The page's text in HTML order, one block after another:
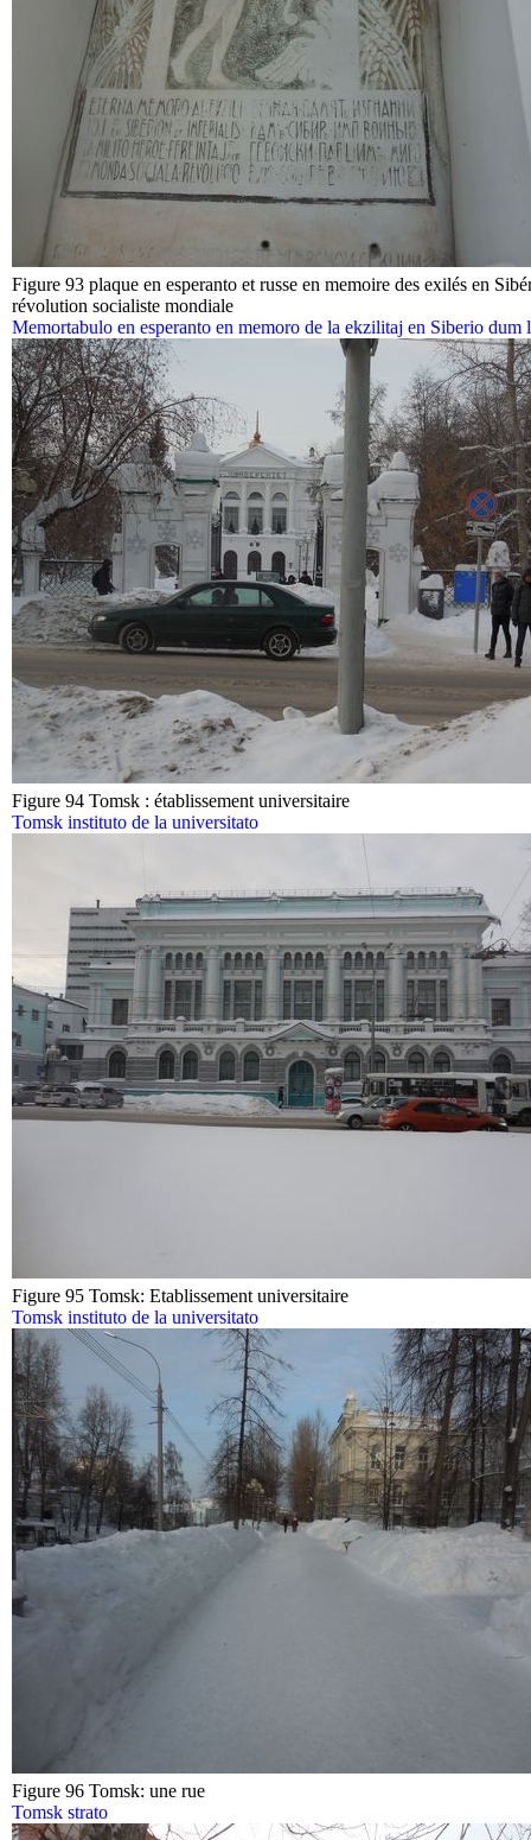
Figure 93 plaque en esperanto et russe en memoire des exilés en
révolution socialiste mondiale
Memortabulo en esperanto en memoro de la ekzilitaj en Siberio
Figure 94 Tomsk : établissement universitaire
Tomsk instituto de la universitato
Figure 95 Tomsk: Etablissement universitaire
Tomsk instituto de la universitato
Figure 96 Tomsk: une rue
Tomsk strato